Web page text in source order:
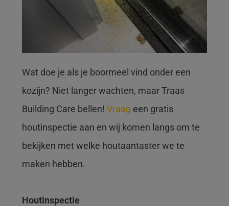
Wat doe je als je boormeel vind onder een
kozijn? Niet langer wachten, maar Traas
Building Care bellen! Vraag een gratis
houtinspectie aan en wij komen langs om te
bekijken met welke houtaantaster we te
maken hebben.
Houtinspectie